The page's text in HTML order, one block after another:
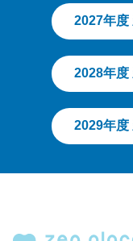
2027年度
2028年度
2029年度